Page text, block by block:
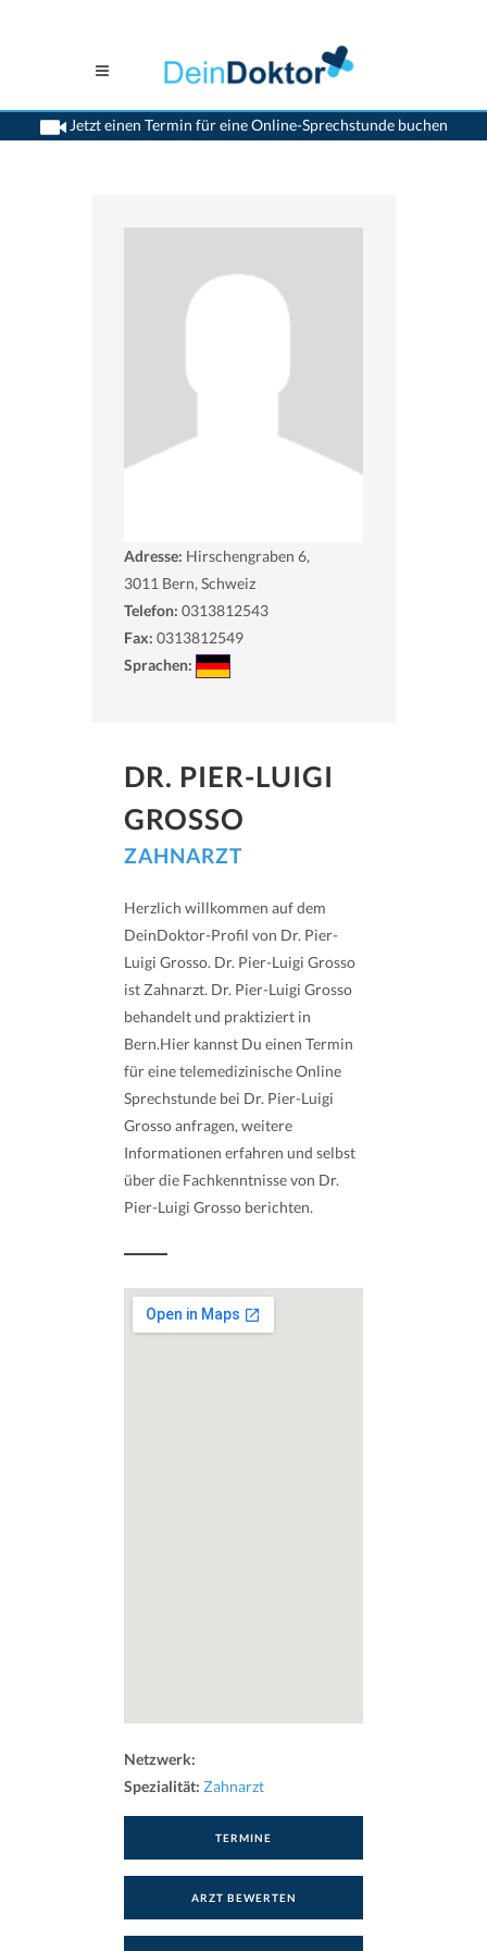
Jetzt einen Termin für eine Online-Sprechstunde buchen
>Zahnaerzte>Bern>Dr. Pier-Luigi Grosso
Adresse: Hirschengraben 6,
3011 Bern, Schweiz
Telefon: 0313812543
Fax: 0313812549
Sprachen:
DR. PIER-LUIGI
GROSSO
ZAHNARZT
Herzlich willkommen auf dem
DeinDoktor-Profil von Dr. Pier-
Luigi Grosso. Dr. Pier-Luigi Grosso
ist Zahnarzt. Dr. Pier-Luigi Grosso
behandelt und praktiziert in
Bern.Hier kannst Du einen Termin
für eine telemedizinische Online
Sprechstunde bei Dr. Pier-Luigi
Grosso anfragen, weitere
Informationen erfahren und selbst
über die Fachkenntnisse von Dr.
Pier-Luigi Grosso berichten.
Netzwerk:
Spezialität: Zahnarzt
TERMINE
ARZT BEWERTEN